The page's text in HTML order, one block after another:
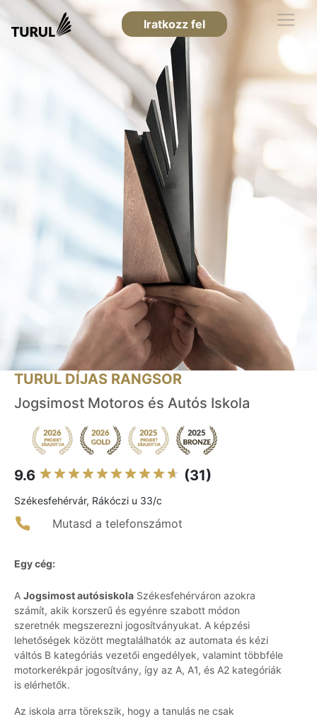
Iratkozz fel
TURUL DÍJAS RANGSOR
Jogsimost Motoros és Autós Iskola
9.6 (31)
Székesfehérvár, Rákóczi u 33/c
Mutasd a telefonszámot
Egy cég:
A Jogsimost autósiskola Székesfehérváron azokra
számít, akik korszerű és egyénre szabott módon
szeretnék megszerezni jogosítványukat. A képzési
lehetőségek között megtalálhatók az automata és kézi
váltós B kategóriás vezetői engedélyek, valamint többféle
motorkerékpár jogosítvány, így az A, A1, és A2 kategóriák
is elérhetők.
Az iskola arra törekszik, hogy a tanulás ne csak